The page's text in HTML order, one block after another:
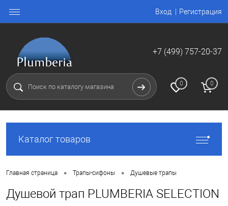
Вход Регистрация
+7 (499) 757-20-37
0 0
Каталог товаров
Главная страница • Трапы-сифоны • Душевые трапы
Душевой трап PLUMBERIA SELECTION